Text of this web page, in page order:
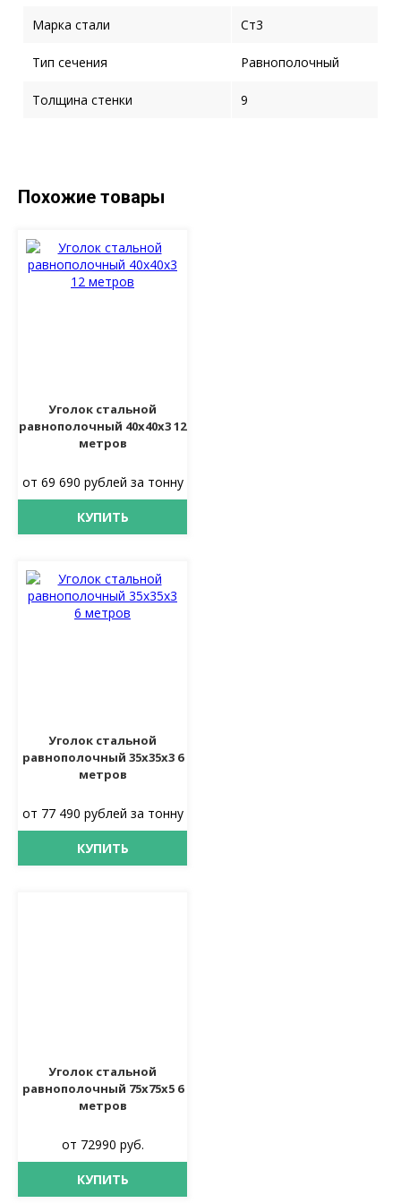
Марка стали Ст3
Тип сечения Равнополочный
Толщина стенки 9
Похожие товары
Уголок стальной
равнополочный 40х40х3 12
метров
от 69 690 рублей за тонну
КУПИТЬ
Уголок стальной
равнополочный 35х35х3 6
метров
от 77 490 рублей за тонну
КУПИТЬ
Уголок стальной
равнополочный 75х75х5 6
метров
от 72990 руб.
КУПИТЬ